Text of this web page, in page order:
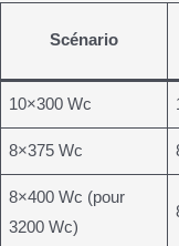
Scénario
10×300 Wc
8×375 Wc
8×400 Wc (pour
3200 Wc)